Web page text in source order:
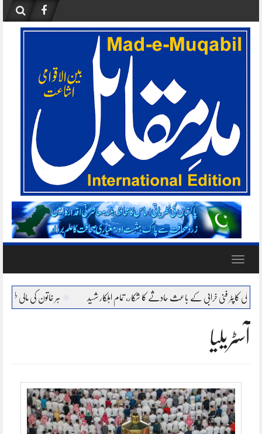
content
Toggle
کاپٹر فنی خرابی کے باعث حادثے کا شکار، تمام اہلکار شہید ہر خاتون کی مالی طور پر خود
آسٹریلیا